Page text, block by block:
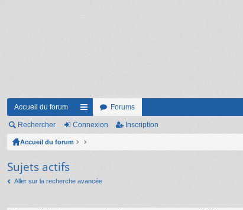
Accueil du forum
ac
co
ci
Forums
Rechercher Connexion Inscription
Accueil du forum
Sujets actifs
Aller sur la recherche avancée